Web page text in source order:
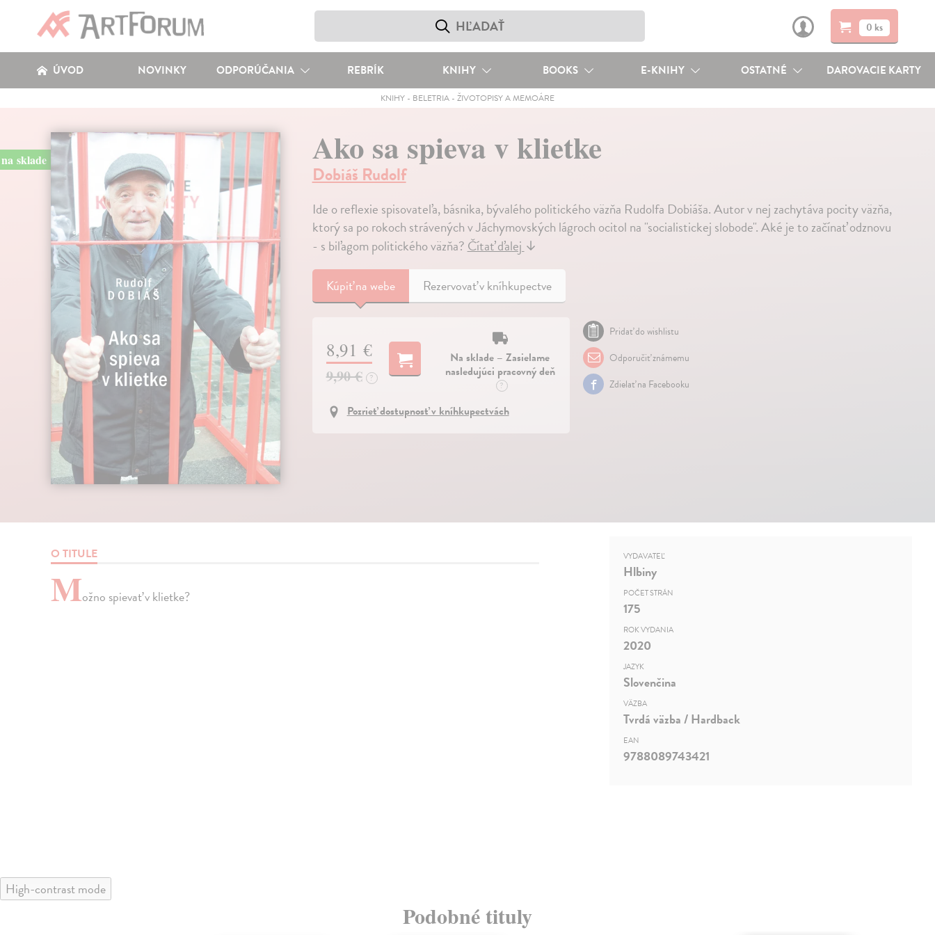
0 ks
ÚVOD NOVINKY ODPORÚČANIA REBRÍK KNIHY BOOKS E-KNIHY OSTATNÉ DAROVACIE KARTY
KNIHY- BELETRIA- ŽIVOTOPISY A MEMOÁRE
na sklade Ako sa spieva v klietke
Dobiáš Rudolf
Ide o reflexie spisovateľa, básnika, bývalého politického väzňa Rudolfa Dobiáša. Autor v nej zachytáva pocity väzňa,
ktorý sa po rokoch strávených v Jáchymovských lágroch ocitol na "socialistickej slobode". Aké je to začínať odznovu
- s biľagom politického väzňa?Čítať ďalej↓
Kúpiťna webe Rezervovať v kníhkupectve
8,91 €
9,90 € ?
Na sklade – Zasielame
nasledujúci pracovný deň
?
Pozrieť dostupnosť v kníhkupectvách
Pridať do wishlistu
Odporučiť známemu
Zdielať na Facebooku
O TITULE
Možno spievať v klietke?
VYDAVATEĽ
Hlbiny
POČET STRÁN
175
ROK VYDANIA
2020
JAZYK
Slovenčina
VÄZBA
Tvrdá väzba / Hardback
EAN
9788089743421
High-contrast mode
Podobné tituly